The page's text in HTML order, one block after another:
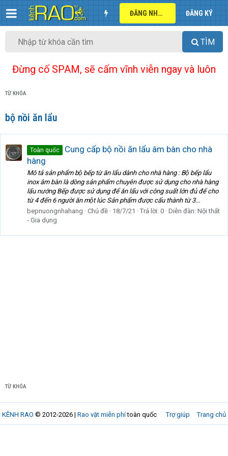
ĐĂNG NHẬP ĐĂNG KÝ
TÌM
Đừng cố SPAM, sẽ cấm vĩnh viễn ngay và luôn
TỪ KHÓA
bộ nồi ăn lẩu
Toàn quốc
Cung cấp bộ nồi ăn lẩu âm bàn cho nhà
hàng
Mô tả sản phẩm bộ bếp từ ăn lẩu dành cho nhà hàng : Bộ bếp lẩu
inox âm bàn là dòng sản phẩm chuyên được sử dụng cho nhà hàng
lẩu nướng Bếp được sử dụng để ăn lẩu với công suất lớn đủ để cho
từ 4 đến 6 người ăn một lúc Sản phẩm được cấu thành từ 3...
bepnuongnhahang
Chủ đề 18/7/21 Trả lời: 0 Diễn đàn: Nội thất
- Gia dụng
TỪ KHÓA
Trợ giúp Trang chủ
KÊNH RAO © 2012-2026 | Rao vặt miễn phítoàn quốc